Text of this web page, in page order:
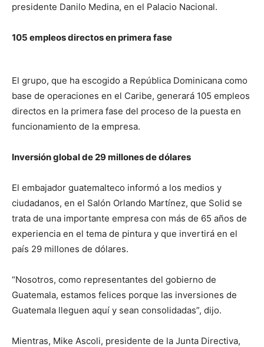
presidente Danilo Medina, en el Palacio Nacional.
105 empleos directos en primera fase
El grupo, que ha escogido a República Dominicana como
base de operaciones en el Caribe, generará 105 empleos
directos en la primera fase del proceso de la puesta en
funcionamiento de la empresa.
Inversión global de 29 millones de dólares
El embajador guatemalteco informó a los medios y
ciudadanos, en el Salón Orlando Martínez, que Solid se
trata de una importante empresa con más de 65 años de
experiencia en el tema de pintura y que invertirá en el
país 29 millones de dólares.
“Nosotros, como representantes del gobierno de
Guatemala, estamos felices porque las inversiones de
Guatemala lleguen aquí y sean consolidadas”, dijo.
Mientras, Mike Ascoli, presidente de la Junta Directiva,